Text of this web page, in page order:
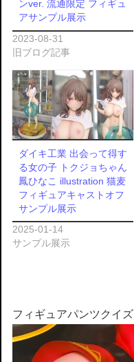
ンver. 流通限定 フィギュ
アサンプル展示
2023-08-31
旧ブログ記事
ダイキ工業 出会って得す
る女の子 トクジョちゃん
鳳ひなこ illustration 猫麦
フィギュアキャストオフ
サンプル展示
2025-01-14
サンプル展示
フィギュアパンツクイズ